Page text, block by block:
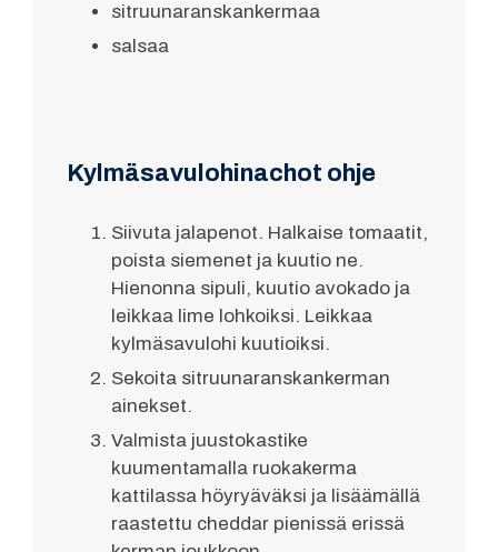
sitruunaranskankermaa
salsaa
Kylmäsavulohinachot ohje
Siivuta jalapenot. Halkaise tomaatit,
poista siemenet ja kuutio ne.
Hienonna sipuli, kuutio avokado ja
leikkaa lime lohkoiksi. Leikkaa
kylmäsavulohi kuutioiksi.
Sekoita sitruunaranskankerman
ainekset.
Valmista juustokastike
kuumentamalla ruokakerma
kattilassa höyryäväksi ja lisäämällä
raastettu cheddar pienissä erissä